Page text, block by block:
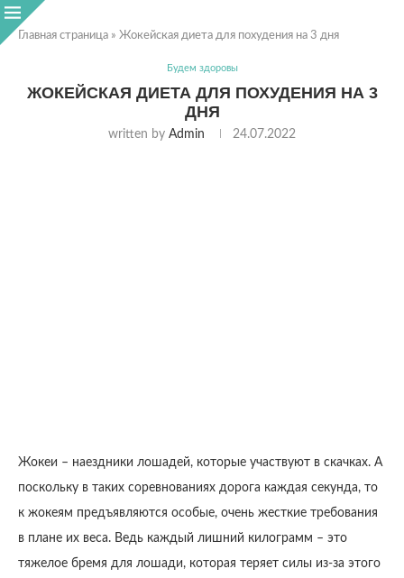
Главная страница » Жокейская диета для похудения на 3 дня
Будем здоровы
ЖОКЕЙСКАЯ ДИЕТА ДЛЯ ПОХУДЕНИЯ НА 3
ДНЯ
written by Admin 24.07.2022
Жокеи – наездники лошадей, которые участвуют в скачках. А
поскольку в таких соревнованиях дорога каждая секунда, то
к жокеям предъявляются особые, очень жесткие требования
в плане их веса. Ведь каждый лишний килограмм – это
тяжелое бремя для лошади, которая теряет силы из-за этого